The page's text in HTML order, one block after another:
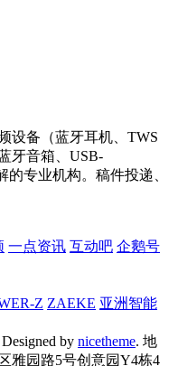
设备（蓝牙耳机、TWS
牙音箱、USB-
专业机构。稿件投递、
一点资讯 互动吧 企鹅号
Z ZAEKE 亚洲智能
Designed by nicetheme. 地
雅园路5号创意园Y4栋4